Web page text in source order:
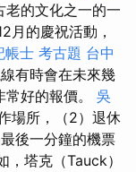
老的文化之一的一
月的慶祝活動，
帳士 考古題 台中
有時會在未來幾
好的報價。 吳
場所，（2）退休
後一分鐘的機票
，塔克（Tauck）